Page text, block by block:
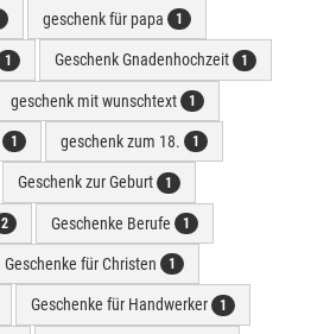
geschenk für papa 1
1 Geschenk Gnadenhochzeit 1
geschenk mit wunschtext 1
1 geschenk zum 18. 1
Geschenk zur Geburt 1
2 Geschenke Berufe 1
Geschenke für Christen 1
Geschenke für Handwerker 1